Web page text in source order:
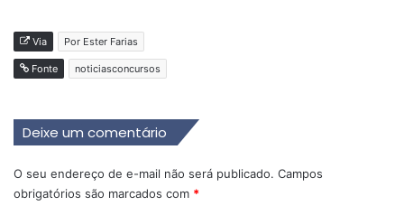
Via Por Ester Farias
Fonte noticiasconcursos
Deixe um comentário
O seu endereço de e-mail não será publicado. Campos
obrigatórios são marcados com *